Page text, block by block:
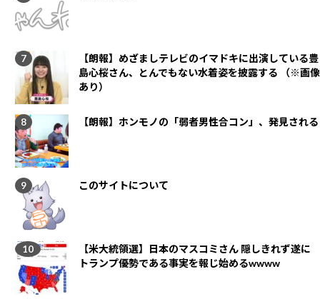
【朗報】めざましテレビのイマドキに出演している豊
島心桜さん、とんでもない水着姿を披露する （※画像
あり）
【朗報】ホンモノの「弱者男性合コン」、発見される
このサイトについて
【米大統領選】日本のマスコミさん 隠しきれず遂に
トランプ優勢である事実を報じ始めるwwww